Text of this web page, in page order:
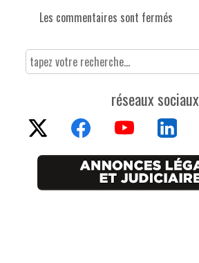
Les commentaires sont fermés
réseaux sociaux